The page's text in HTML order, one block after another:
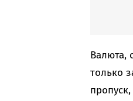
Валюта,
только